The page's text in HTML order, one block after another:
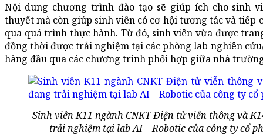
Nội dung chương trình đào tạo sẽ giúp ích cho sinh
thuyết mà còn giúp sinh viên có cơ hội tương tác và tiếp
qua quá trình thực hành. Từ đó, sinh viên vừa được
đồng thời được trải nghiệm tại các phòng lab nghiên
hàng đầu qua các chương trình phối hợp giữa nhà
Sinh viên K11 ngành CNKT Điện tử viễn thông và
trải nghiệm tại lab AI – Robotic của công ty cổ